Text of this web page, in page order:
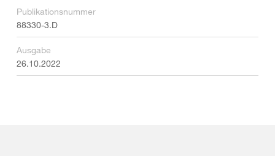
Publikationsnummer
88330-3.D
Ausgabe
26.10.2022